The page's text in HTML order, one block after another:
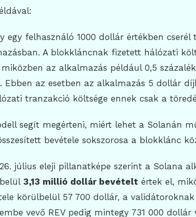
egy felhasználó 1000 dollár értékben cserél
A blokkláncnak fizetett hálózati
az alkalmazás például 0,5
az esetben az alkalmazás 5 dollár
tranzakció költsége ennek csak a
segít megérteni, miért lehet a Solanán
bevétele sokszorosa a blokklánc
július eleji pillanatképe szerint a Solana
3,13 millió dollár bevételt értek el,
körülbelül 57 700 dollár, a
vevő REV pedig mintegy 731 000 dollár